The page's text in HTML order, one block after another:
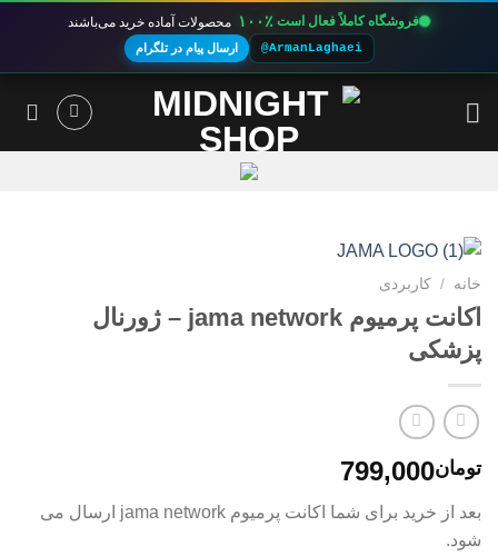
فروشگاه کاملاً فعال است ۱۰۰٪ محصولات آماده خرید می‌باشند
@ArmanLaghaei ارسال پیام در تلگرام
خانه / کاربردی
اکانت پرمیوم jama network – ژورنال
پزشکی
تومان799,000
بعد از خرید برای شما اکانت پرمیوم jama network ارسال می
شود.